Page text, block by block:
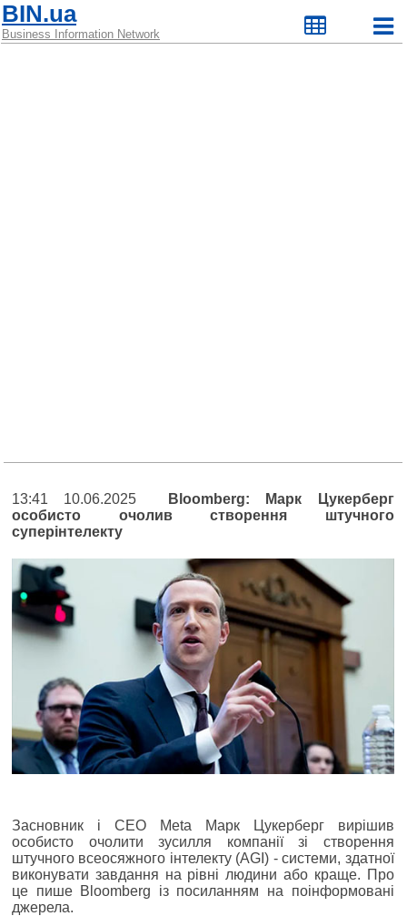
BIN.ua
Business Information Network
13:41 10.06.2025
Bloomberg: Марк Цукерберг
особисто очолив створення штучного
суперінтелекту
Засновник і CEO Meta Марк Цукерберг вирішив
особисто очолити зусилля компанії зі створення
штучного всеосяжного інтелекту (AGI) - системи, здатної
виконувати завдання на рівні людини або краще. Про
це пише Bloomberg із посиланням на поінформовані
джерела.